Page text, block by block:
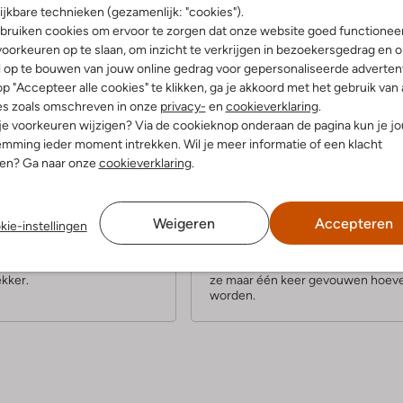
technieken (gezamenlijk: "cookies").
cookies om ervoor te zorgen dat onze website goed
op te slaan, om inzicht te verkrijgen in bezoekersgedrag en
op te bouwen van jouw online gedrag voor gepersonaliseerde
"Accepteer alle cookies" te klikken, ga je akkoord met het gebruik van
zoals omschreven in onze privacy- en cookieverklaring.
voorkeuren wijzigen? Via de cookieknop onderaan de pagina kun je
ieder moment intrekken. Wil je meer informatie of een klacht
Ga naar onzecookieverklaring.
instellingen Weigeren Accepteren
Product informatie
(4)
deze blazer dat je iets hebt
je het kunt dragen. Hij valt
1
t
e
Klacht
Beide blazers retour gestuurd,
blazersrnwaren zo verkreukeld!rn
ze maar één keer gevouwen
worden.